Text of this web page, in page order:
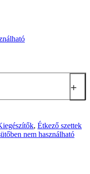
+
, Étkező szettek
nem használható